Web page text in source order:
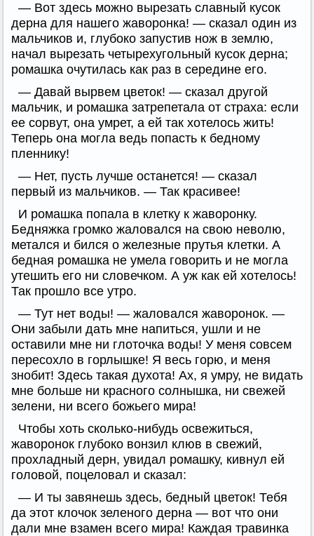
— Вот здесь можно вырезать славный кусок
дерна для нашего жаворонка! — сказал один из
мальчиков и, глубоко запустив нож в землю,
начал вырезать четырехугольный кусок дерна;
ромашка очутилась как раз в середине его.
— Давай вырвем цветок! — сказал другой
мальчик, и ромашка затрепетала от страха: если
ее сорвут, она умрет, а ей так хотелось жить!
Теперь она могла ведь попасть к бедному
пленнику!
— Нет, пусть лучше останется! — сказал
первый из мальчиков. — Так красивее!
И ромашка попала в клетку к жаворонку.
Бедняжка громко жаловался на свою неволю,
метался и бился о железные прутья клетки. А
бедная ромашка не умела говорить и не могла
утешить его ни словечком. А уж как ей хотелось!
Так прошло все утро.
— Тут нет воды! — жаловался жаворонок. —
Они забыли дать мне напиться, ушли и не
оставили мне ни глоточка воды! У меня совсем
пересохло в горлышке! Я весь горю, и меня
знобит! Здесь такая духота! Ах, я умру, не видать
мне больше ни красного солнышка, ни свежей
зелени, ни всего божьего мира!
Чтобы хоть сколько-нибудь освежиться,
жаворонок глубоко вонзил клюв в свежий,
прохладный дерн, увидал ромашку, кивнул ей
головой, поцеловал и сказал:
— И ты завянешь здесь, бедный цветок! Тебя
да этот клочок зеленого дерна — вот что они
дали мне взамен всего мира! Каждая травинка